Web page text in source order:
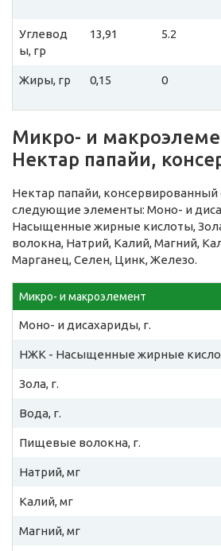
Углевод
ы, гр
13,91 5.2
Жиры, гр 0,15 0
Микро- и
Нектар папайи,
Нектар папайи, консервированный
следующие элементы: Моно- и
Насыщенные жирные кислоты,
волокна, Натрий, Калий, Магний,
Марганец, Селен, Цинк, Железо.
Микро- и макроэлемент
Моно- и дисахариды, г.
НЖК - Насыщенные жирные
Зола, г.
Вода, г.
Пищевые волокна, г.
Натрий, мг
Калий, мг
Магний, мг